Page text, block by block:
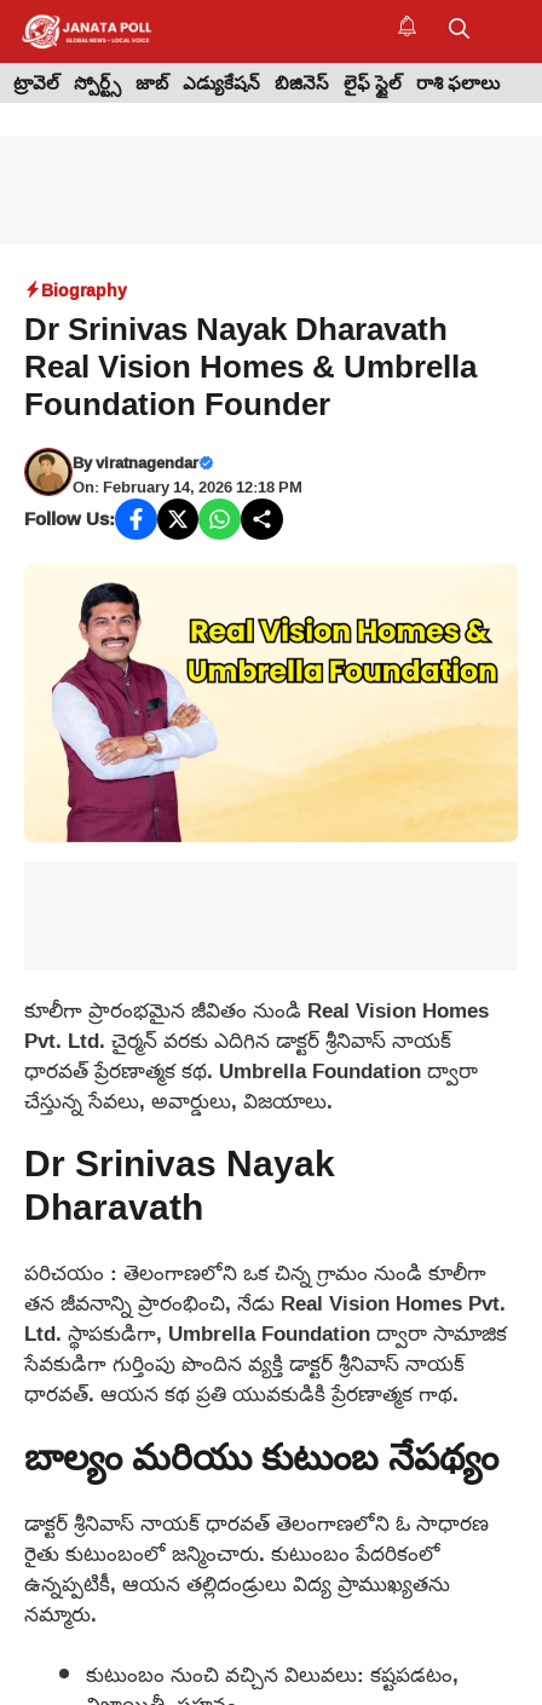
Skip
content
ట్రావెల్ స్పోర్ట్స్ జాబ్ ఎడ్యుకేషన్ బిజినెస్ లైఫ్ స్టైల్ రాశి ఫలాలు
Biography
Dr Srinivas Nayak Dharavath
Real Vision Homes & Umbrella
Foundation Founder
Byviratnagendar
On: February 14, 2026 12:18 PM
Follow Us:
కూలీగా ప్రారంభమైన జీవితం నుండి Real Vision Homes
Pvt. Ltd. చైర్మన్‌ వరకు ఎదిగిన డాక్టర్ శ్రీనివాస్ నాయక్
ధారవత్ ప్రేరణాత్మక కథ. Umbrella Foundation ద్వారా
చేస్తున్న సేవలు, అవార్డులు, విజయాలు.
Dr Srinivas Nayak
Dharavath
పరిచయం : తెలంగాణలోని ఒక చిన్న గ్రామం నుండి కూలీగా
తన జీవనాన్ని ప్రారంభించి, నేడు Real Vision Homes Pvt.
Ltd. స్థాపకుడిగా, Umbrella Foundation ద్వారా సామాజిక
సేవకుడిగా గుర్తింపు పొందిన వ్యక్తి డాక్టర్ శ్రీనివాస్ నాయక్
ధారవత్. ఆయన కథ ప్రతి యువకుడికి ప్రేరణాత్మక గాథ.
బాల్యం మరియు కుటుంబ నేపథ్యం
డాక్టర్ శ్రీనివాస్ నాయక్ ధారవత్ తెలంగాణలోని ఓ సాధారణ
రైతు కుటుంబంలో జన్మించారు. కుటుంబం పేదరికంలో
ఉన్నప్పటికీ, ఆయన తల్లిదండ్రులు విద్య ప్రాముఖ్యతను
నమ్మారు.
కుటుంబం నుంచి వచ్చిన విలువలు: కష్టపడటం,